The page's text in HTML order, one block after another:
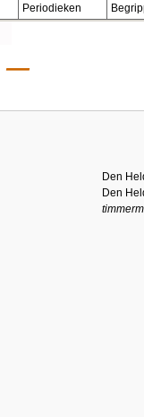
Periodieken
Den
Den